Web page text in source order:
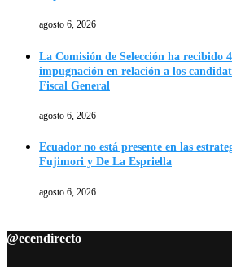
agosto 6, 2026
La Comisión de Selección ha recibido
impugnación en relación a los
Fiscal General
agosto 6, 2026
Ecuador no está presente en las
Fujimori y De La Espriella
agosto 6, 2026
@ecendirecto